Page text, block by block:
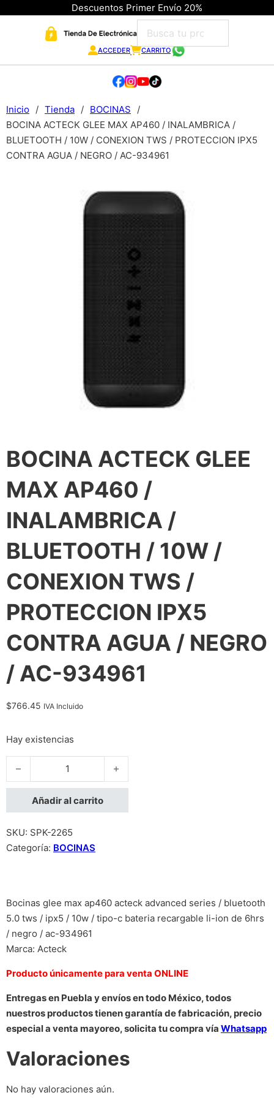
Descuentos Primer Envío 20%
ACCEDER CARRITO
Inicio / Tienda / BOCINAS
/
BOCINA ACTECK GLEE MAX AP460 / INALAMBRICA /
BLUETOOTH / 10W / CONEXION TWS / PROTECCION IPX5
CONTRA AGUA / NEGRO / AC-934961
BOCINA ACTECK GLEE
MAX AP460 /
INALAMBRICA /
BLUETOOTH / 10W /
CONEXION TWS /
PROTECCION IPX5
CONTRA AGUA / NEGRO
/ AC-934961
$766.45 IVA Incluido
Hay existencias
BOCINA ACTECK GLEE MAX AP460 / INALAMBRICA /
Añadir al carrito
SKU: SPK-2265
Categoría: BOCINAS
Bocinas glee max ap460 acteck advanced series / bluetooth
5.0 tws / ipx5 / 10w / tipo-c bateria recargable li-ion de 6hrs
/ negro / ac-934961
Marca: Acteck
Producto únicamente para venta ONLINE
Entregas en Puebla y envíos en todo México, todos
nuestros productos tienen garantía de fabricación, precio
especial a venta mayoreo, solicita tu compra vía Whatsapp
Valoraciones
No hay valoraciones aún.